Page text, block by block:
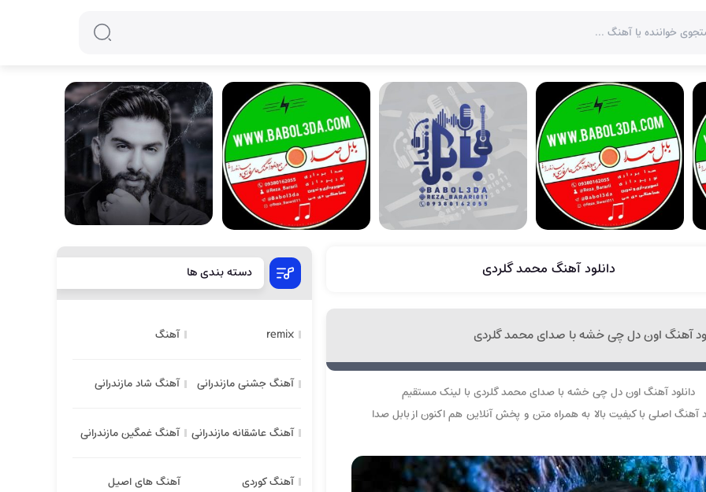
دانلود آهنگ محمد گلردی
آهنگ اون دل چی خشه با صدای محمد گلردی
دانلود آهنگ اون دل چی خشه با صدای محمد گلردی با لینک مستقیم
آهنگ اصلی با کیفیت بالا به همراه متن و پخش آنلاین هم اکنون از بابل صدا
دسته بندی ها
remix آهنگ
آهنگ جشنی مازندرانی آهنگ شاد مازندرانی
آهنگ عاشقانه مازندرانی آهنگ غمگین مازندرانی
آهنگ کوردی
آهنگ های اصیل